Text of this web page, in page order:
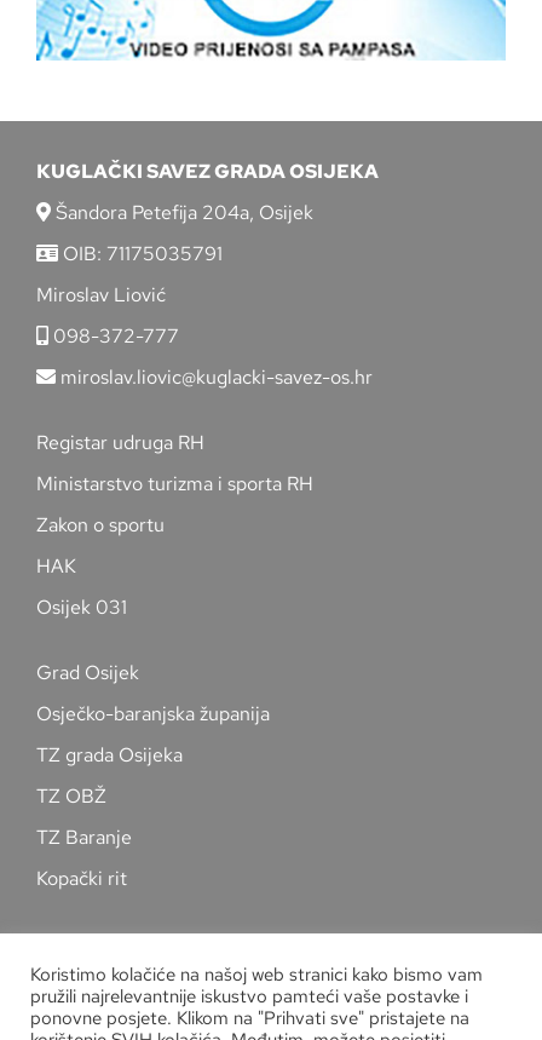
KUGLAČKI SAVEZ GRADA OSIJEKA
Šandora Petefija 204a, Osijek
OIB: 71175035791
Miroslav Liović
098-372-777
miroslav.liovic@kuglacki-savez-os.hr
Registar udruga RH
Ministarstvo turizma i sporta RH
Zakon o sportu
HAK
Osijek 031
Grad Osijek
Osječko-baranjska županija
TZ grada Osijeka
TZ OBŽ
TZ Baranje
Kopački rit
Koristimo kolačiće na našoj web stranici kako bismo vam
pružili najrelevantnije iskustvo pamteći vaše postavke i
ponovne posjete. Klikom na "Prihvati sve" pristajete na